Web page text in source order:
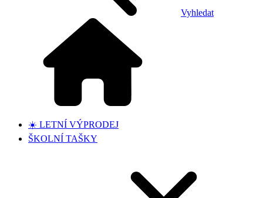
Vyhledat
☀️ LETNÍ VÝPRODEJ
ŠKOLNÍ TAŠKY